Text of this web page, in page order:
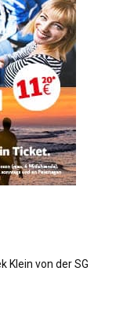
Klein von der SG